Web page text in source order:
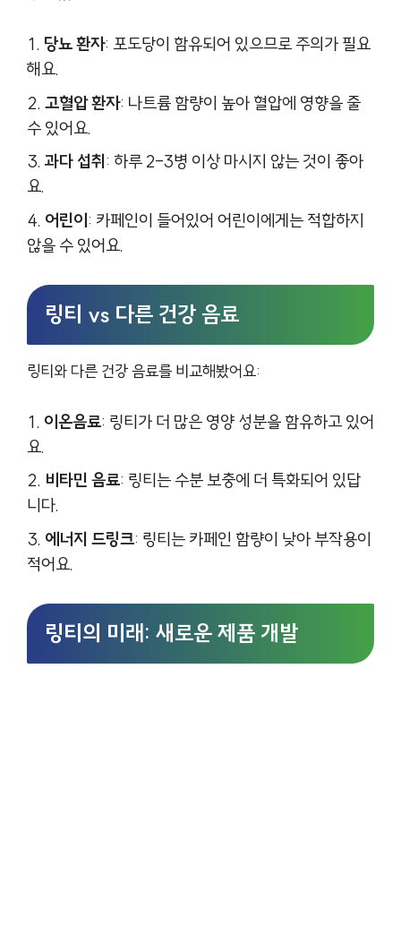
당뇨 환자: 포도당이 함유되어 있으므로 주의가 필요
해요.
고혈압 환자: 나트륨 함량이 높아 혈압에 영향을 줄
수 있어요.
과다 섭취: 하루 2-3병 이상 마시지 않는 것이 좋아
요.
어린이: 카페인이 들어있어 어린이에게는 적합하지
않을 수 있어요.
링티 vs 다른 건강 음료
링티와 다른 건강 음료를 비교해봤어요:
이온음료: 링티가 더 많은 영양 성분을 함유하고 있어
요.
비타민 음료: 링티는 수분 보충에 더 특화되어 있답
니다.
에너지 드링크: 링티는 카페인 함량이 낮아 부작용이
적어요.
링티의 미래: 새로운 제품 개발